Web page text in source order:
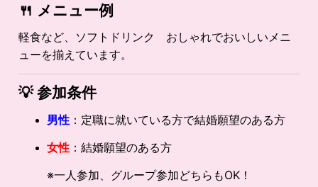
🍴 メニュー例
軽食など、ソフトドリンク おしゃれでおいしいメニ
ューを揃えています。
💡参加条件
男性 ：定職に就いている方で結婚願望のある方
女性 ：結婚願望のある方
※一人参加、グループ参加どちらもOK！